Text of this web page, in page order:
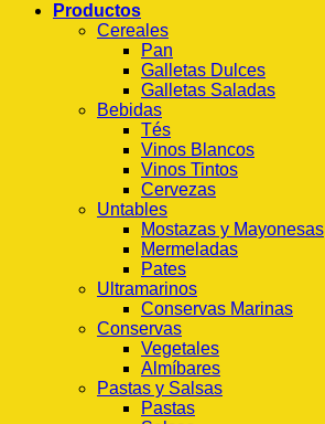
Productos
Cereales
Pan
Galletas Dulces
Galletas Saladas
Bebidas
Tés
Vinos Blancos
Vinos Tintos
Cervezas
Untables
Mostazas y Mayonesas
Mermeladas
Pates
Ultramarinos
Conservas Marinas
Conservas
Vegetales
Almíbares
Pastas y Salsas
Pastas